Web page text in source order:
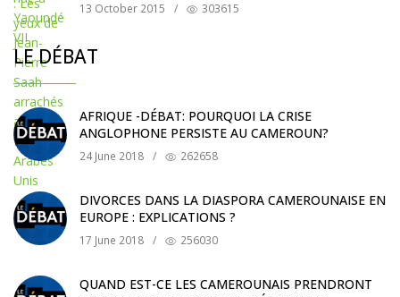
13 October 2015 / 303615
LE DÉBAT
AFRIQUE -DÉBAT: POURQUOI LA CRISE
ANGLOPHONE PERSISTE AU CAMEROUN?
24 June 2018 / 262658
DIVORCES DANS LA DIASPORA CAMEROUNAISE EN
EUROPE : EXPLICATIONS ?
17 June 2018 / 256030
QUAND EST-CE LES CAMEROUNAIS PRENDRONT